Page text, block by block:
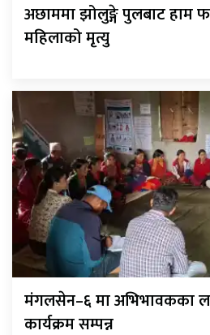
अछाममा झोलुङ्गे पुलबाट हाम
महिलाको मृत्यु
मंगलसेन–६ मा अभिभावकका
कार्यक्रम सम्पन्न